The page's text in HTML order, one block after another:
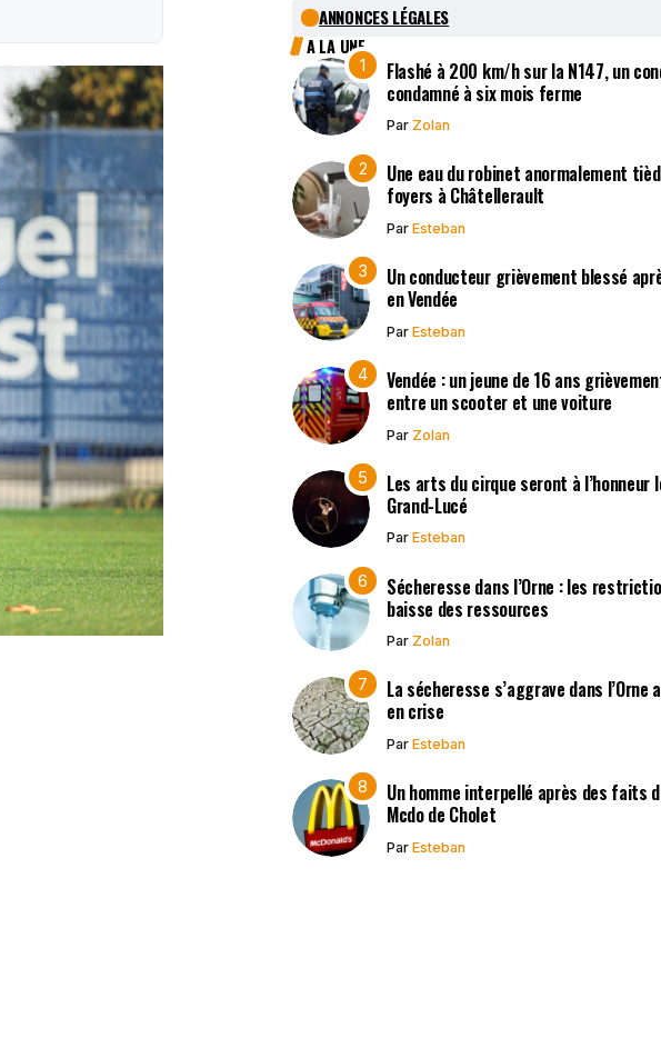
ANNONCES LÉGALES
A LA UNE
Flashé à 200 km/h sur la N147, un
condamné à six mois ferme
Par Zolan
Une eau du robinet anormalement
foyers à Châtellerault
Par Esteban
Un conducteur grièvement blessé
en Vendée
Par Esteban
Vendée : un jeune de 16 ans
entre un scooter et une voiture
Par Zolan
Les arts du cirque seront à l’honneur
Grand-Lucé
Par Esteban
Sécheresse dans l’Orne : les
baisse des ressources
Par Zolan
La sécheresse s’aggrave dans
en crise
Par Esteban
Un homme interpellé après des faits
Mcdo de Cholet
Par Esteban